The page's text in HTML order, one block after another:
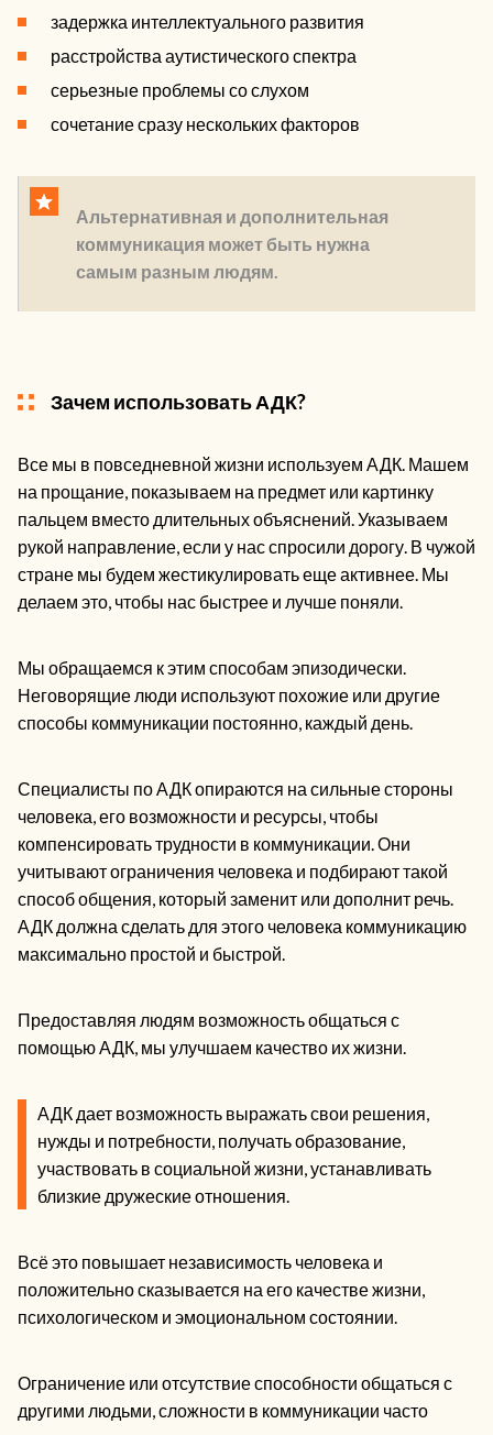
задержка интеллектуального развития
расстройства аутистического спектра
серьезные проблемы со слухом
сочетание сразу нескольких факторов
Альтернативная и дополнительная
коммуникация может быть нужна
самым разным людям.
Зачем использовать АДК?
Все мы в повседневной жизни используем АДК. Машем
на прощание, показываем на предмет или картинку
пальцем вместо длительных объяснений. Указываем
рукой направление, если у нас спросили дорогу. В чужой
стране мы будем жестикулировать еще активнее. Мы
делаем это, чтобы нас быстрее и лучше поняли.
Мы обращаемся к этим способам эпизодически.
Неговорящие люди используют похожие или другие
способы коммуникации постоянно, каждый день.
Специалисты по АДК опираются на сильные стороны
человека, его возможности и ресурсы, чтобы
компенсировать трудности в коммуникации. Они
учитывают ограничения человека и подбирают такой
способ общения, который заменит или дополнит речь.
АДК должна сделать для этого человека коммуникацию
максимально простой и быстрой.
Предоставляя людям возможность общаться с
помощью АДК, мы улучшаем качество их жизни.
АДК дает возможность выражать свои решения,
нужды и потребности, получать образование,
участвовать в социальной жизни, устанавливать
близкие дружеские отношения.
Всё это повышает независимость человека и
положительно сказывается на его качестве жизни,
психологическом и эмоциональном состоянии.
Ограничение или отсутствие способности общаться с
другими людьми, сложности в коммуникации часто